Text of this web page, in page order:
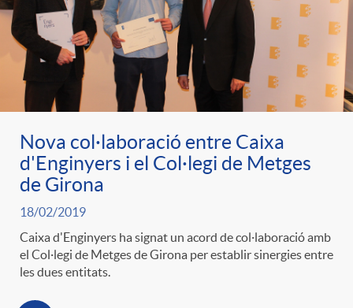
Nova col·laboració entre Caixa
d'Enginyers i el Col·legi de Metges
de Girona
18/02/2019
Caixa d'Enginyers ha signat un acord de col·laboració amb
el Col·legi de Metges de Girona per establir sinergies entre
les dues entitats.